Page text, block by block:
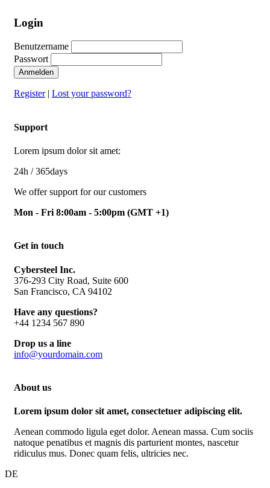
Login
Benutzername
Passwort
Anmelden
Register| Lost your password?
Support
Lorem ipsum dolor sit amet:
24h / 365days
We offer support for our customers
Mon - Fri 8:00am - 5:00pm (GMT +1)
Get in touch
Cybersteel Inc.
376-293 City Road, Suite 600
San Francisco, CA 94102
Have any questions?
+44 1234 567 890
Drop us a line
info@yourdomain.com
About us
Lorem ipsum dolor sit amet, consectetuer adipiscing elit.
Aenean commodo ligula eget dolor. Aenean massa. Cum sociis
natoque penatibus et magnis dis parturient montes, nascetur
ridiculus mus. Donec quam felis, ultricies nec.
DE